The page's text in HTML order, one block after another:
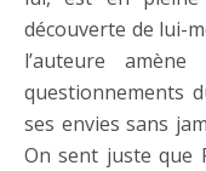
découverte de lui-
l’auteure
questionnements
ses envies sans
On sent juste que